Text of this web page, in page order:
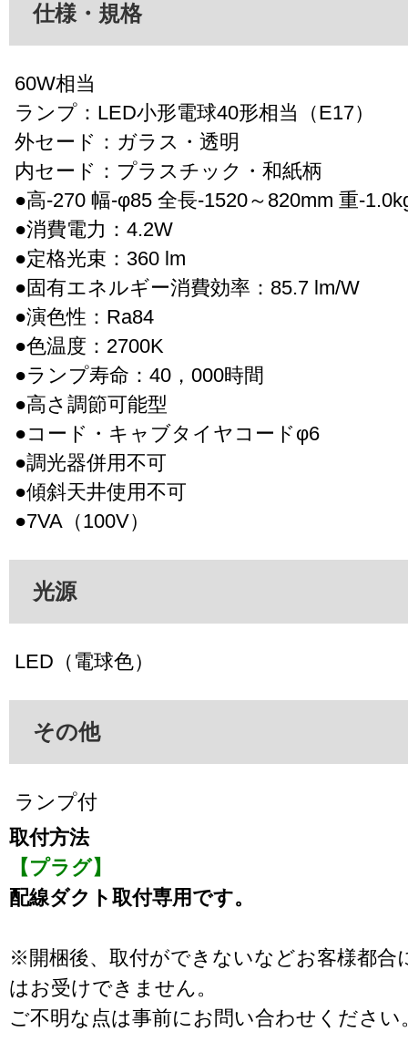
仕様・規格
60W相当
ランプ：LED小形電球40形相当（E17）
外セード：ガラス・透明
内セード：プラスチック・和紙柄
●高-270 幅-φ85 全長-1520～820mm 重-
●消費電力：4.2W
●定格光束：360 lm
●固有エネルギー消費効率：85.7 lm/W
●演色性：Ra84
●色温度：2700K
●ランプ寿命：40，000時間
●高さ調節可能型
●コード・キャブタイヤコードφ6
●調光器併用不可
●傾斜天井使用不可
●7VA（100V）
光源
LED（電球色）
その他
ランプ付
取付方法
【プラグ】
配線ダクト取付専用です。
※開梱後、取付ができないなどお客様都合
はお受けできません。
ご不明な点は事前にお問い合わせください